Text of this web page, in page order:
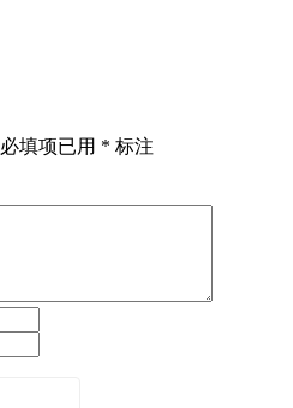
必填项已用 * 标注